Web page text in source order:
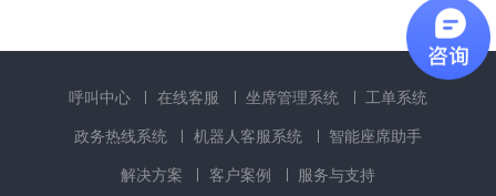
呼叫中心 在线客服 坐席管理系统
工单系统
政务热线系统
机器人客服系统
智能座席助手
解决方案
客户案例
服务与支持